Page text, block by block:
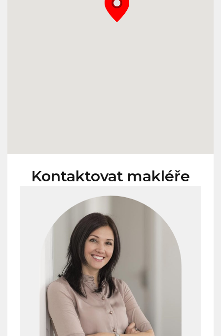
Kontaktovat makléře